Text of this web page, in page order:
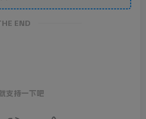
END
支持一下吧